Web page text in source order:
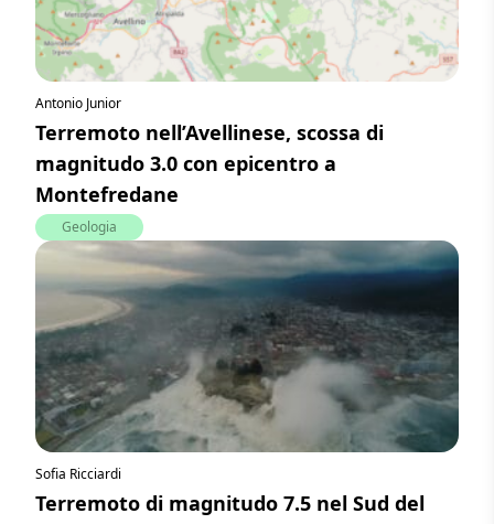
Antonio Junior
Terremoto nell’Avellinese, scossa di
magnitudo 3.0 con epicentro a
Montefredane
Geologia
Sofia Ricciardi
Terremoto di magnitudo 7.5 nel Sud del